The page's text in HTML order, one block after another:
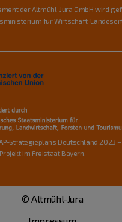
der Altmühl-Jura GmbH wird
für Wirtschaft,
Strategieplans Deutschland 2023
im Freistaat Bayern.
© Altmühl-Jura